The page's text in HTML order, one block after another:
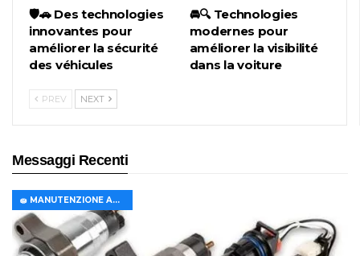
🛡️🚗 Des technologies
innovantes pour
améliorer la sécurité
des véhicules
🚘🔍 Technologies
modernes pour
améliorer la visibilité
dans la voiture
PREV NEXT
Messaggi Recenti
🧽 MANUTENZIONE AUTO